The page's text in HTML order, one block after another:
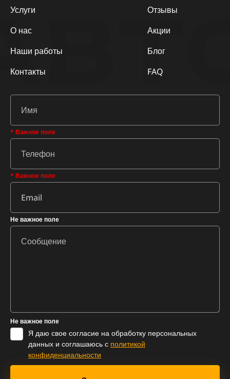
Услуги
О нас
Наши работы
Контакты
Отзывы
Акции
Блог
FAQ
* Важное поле
* Важное поле
Не важное поле
Не важное поле
Я даю свое согласие на обработку персональных
данных и соглашаюсь с политикой
конфиденциальности